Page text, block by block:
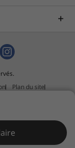
Plan du site